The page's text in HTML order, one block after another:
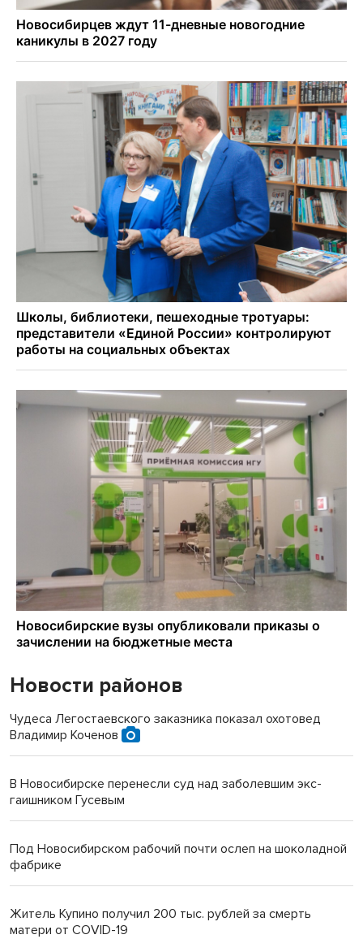
Новости районов
Чудеса Легостаевского заказника показал охотовед
Владимир Коченов
В Новосибирске перенесли суд над заболевшим экс-
гаишником Гусевым
Под Новосибирском рабочий почти ослеп на шоколадной
фабрике
Житель Купино получил 200 тыс. рублей за смерть
матери от COVID-19